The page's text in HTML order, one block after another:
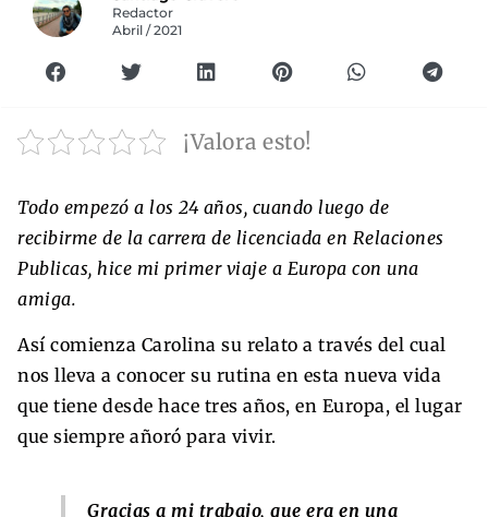
Redactor
Abril / 2021
¡Valora esto!
Todo empezó a los 24 años, cuando luego de
recibirme de la carrera de licenciada en Relaciones
Publicas, hice mi primer viaje a Europa con una
amiga.
Así comienza Carolina su relato a través del cual
nos lleva a conocer su rutina en esta nueva vida
que tiene desde hace tres años, en Europa, el lugar
que siempre añoró para vivir.
Gracias a mi trabajo, que era en una